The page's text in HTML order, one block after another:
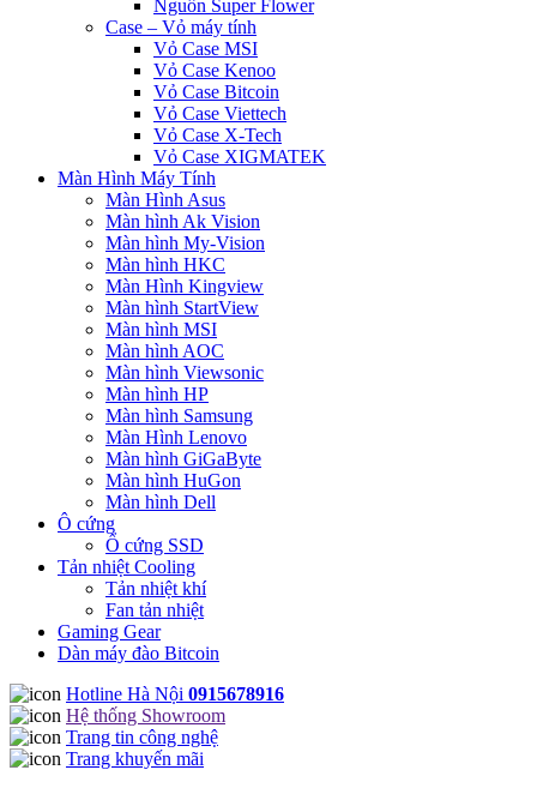
Nguồn Super Flower
Case – Vỏ máy tính
Vỏ Case MSI
Vỏ Case Kenoo
Vỏ Case Bitcoin
Vỏ Case Viettech
Vỏ Case X-Tech
Vỏ Case XIGMATEK
Màn Hình Máy Tính
Màn Hình Asus
Màn hình Ak Vision
Màn hình My-Vision
Màn hình HKC
Màn Hình Kingview
Màn hình StartView
Màn hình MSI
Màn hình AOC
Màn hình Viewsonic
Màn hình HP
Màn hình Samsung
Màn Hình Lenovo
Màn hình GiGaByte
Màn hình HuGon
Màn hình Dell
Ô cứng
Ổ cứng SSD
Tản nhiệt Cooling
Tản nhiệt khí
Fan tản nhiệt
Gaming Gear
Dàn máy đào Bitcoin
Hotline Hà Nội 0915678916
Hệ thống Showroom
Trang tin công nghệ
Trang khuyến mãi